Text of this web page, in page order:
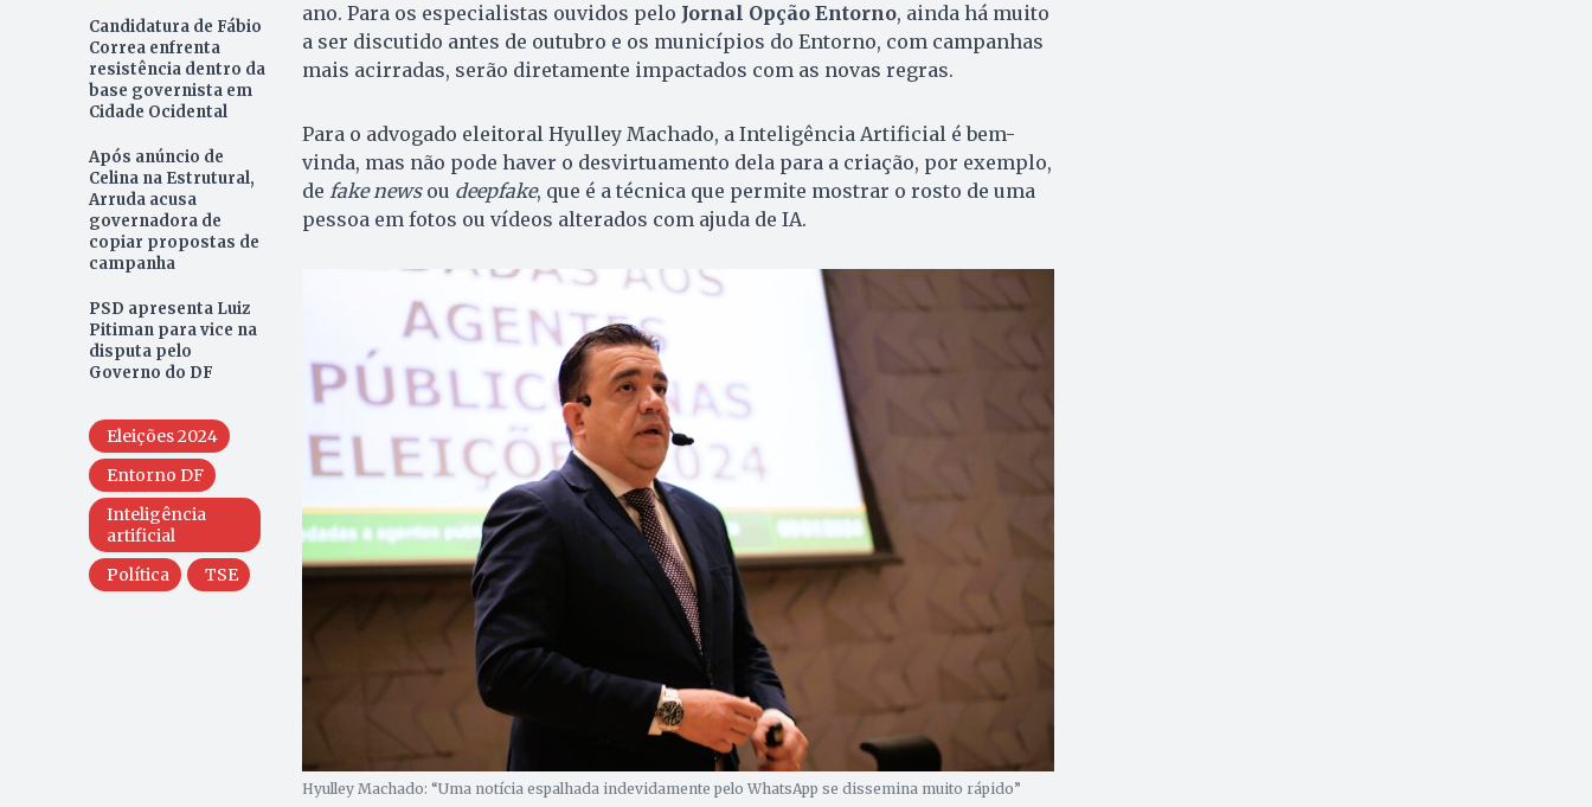
Candidatura de Fábio
Correa enfrenta
resistência dentro da
base governista em
Cidade Ocidental
Após anúncio de
Celina na Estrutural,
Arruda acusa
governadora de
copiar propostas de
campanha
PSD apresenta Luiz
Pitiman para vice na
disputa pelo
Governo do DF
Eleições 2024
Entorno DF
Inteligência
artificial
Política
TSE
ano. Para os especialistas ouvidos pelo Jornal Opção Entorno, ainda há muito
a ser discutido antes de outubro e os municípios do Entorno, com campanhas
mais acirradas, serão diretamente impactados com as novas regras.
Para o advogado eleitoral Hyulley Machado, a Inteligência Artificial é bem-
vinda, mas não pode haver o desvirtuamento dela para a criação, por exemplo,
de fake newsou deepfake, que é a técnica que permite mostrar o rosto de uma
pessoa em fotos ou vídeos alterados com ajuda de IA.
Hyulley Machado: “Uma notícia espalhada indevidamente pelo WhatsApp se dissemina muito rápido”